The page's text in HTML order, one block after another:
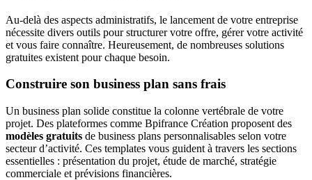
Au-delà des aspects administratifs, le lancement de votre entreprise
nécessite divers outils pour structurer votre offre, gérer votre activité
et vous faire connaître. Heureusement, de nombreuses solutions
gratuites existent pour chaque besoin.
Construire son business plan sans frais
Un business plan solide constitue la colonne vertébrale de votre
projet. Des plateformes comme Bpifrance Création proposent des
modèles gratuits de business plans personnalisables selon votre
secteur d’activité. Ces templates vous guident à travers les sections
essentielles : présentation du projet, étude de marché, stratégie
commerciale et prévisions financières.